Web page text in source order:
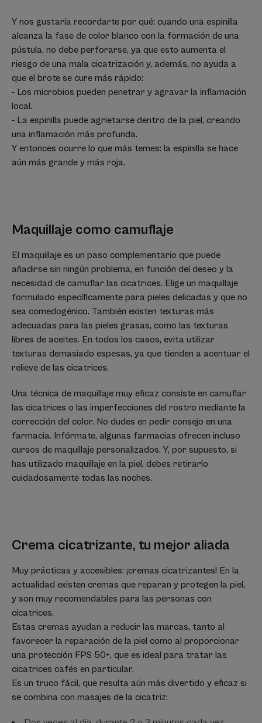
Y nos gustaría recordarte por qué: cuando una espinilla
alcanza la fase de color blanco con la formación de una
pústula, no debe perforarse, ya que esto aumenta el
riesgo de una mala cicatrización y, además, no ayuda a
que el brote se cure más rápido:
- Los microbios pueden penetrar y agravar la inflamación
local.
- La espinilla puede agrietarse dentro de la piel, creando
una inflamación más profunda.
Y entonces ocurre lo que más temes: la espinilla se hace
aún más grande y más roja.
Maquillaje como camuflaje
El maquillaje es un paso complementario que puede
añadirse sin ningún problema, en función del deseo y la
necesidad de camuflar las cicatrices. Elige un maquillaje
formulado específicamente para pieles delicadas y que no
sea comedogénico. También existen texturas más
adecuadas para las pieles grasas, como las texturas
libres de aceites. En todos los casos, evita utilizar
texturas demasiado espesas, ya que tienden a acentuar el
relieve de las cicatrices.
Una técnica de maquillaje muy eficaz consiste en camuflar
las cicatrices o las imperfecciones del rostro mediante la
corrección del color. No dudes en pedir consejo en una
farmacia. Infórmate, algunas farmacias ofrecen incluso
cursos de maquillaje personalizados. Y, por supuesto, si
has utilizado maquillaje en la piel, debes retirarlo
cuidadosamente todas las noches.
Crema cicatrizante, tu mejor aliada
Muy prácticas y accesibles: ¡cremas cicatrizantes! En la
actualidad existen cremas que reparan y protegen la piel,
y son muy recomendables para las personas con
cicatrices.
Estas cremas ayudan a reducir las marcas, tanto al
favorecer la reparación de la piel como al proporcionar
una protección FPS 50+, que es ideal para tratar las
cicatrices cafés en particular.
Es un truco fácil, que resulta aún más divertido y eficaz si
se combina con masajes de la cicatriz: